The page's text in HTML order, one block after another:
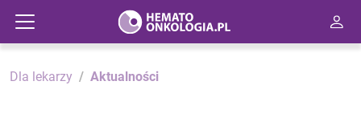
Dla lekarzy Aktualności